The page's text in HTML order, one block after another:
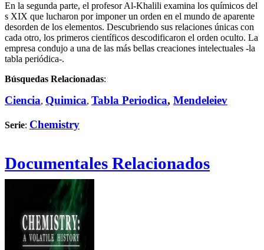
En la segunda parte, el profesor Al-Khalili examina los químicos del
s XIX que lucharon por imponer un orden en el mundo de aparente
desorden de los elementos. Descubriendo sus relaciones únicas con
cada otro, los primeros científicos descodificaron el orden oculto. La
empresa condujo a una de las más bellas creaciones intelectuales -la
tabla periódica-.
Búsquedas Relacionadas:
Ciencia, Quimica, Tabla Periodica, Mendeleiev
Serie: Chemistry
Documentales Relacionados